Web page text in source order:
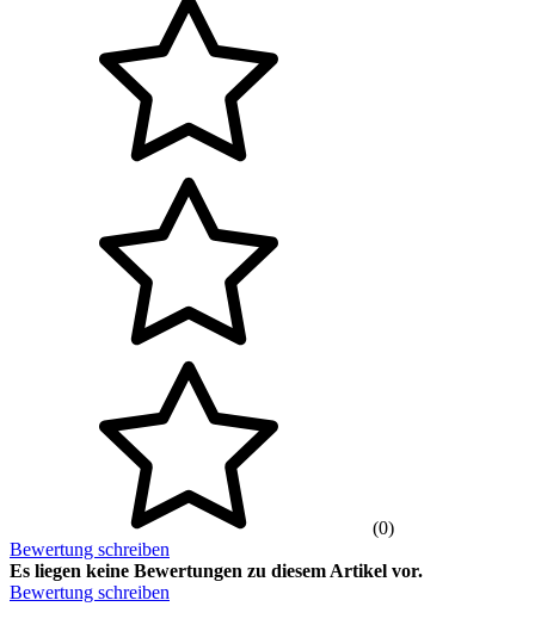
(0)
Bewertung schreiben
Es liegen keine Bewertungen zu diesem Artikel vor.
Bewertung schreiben